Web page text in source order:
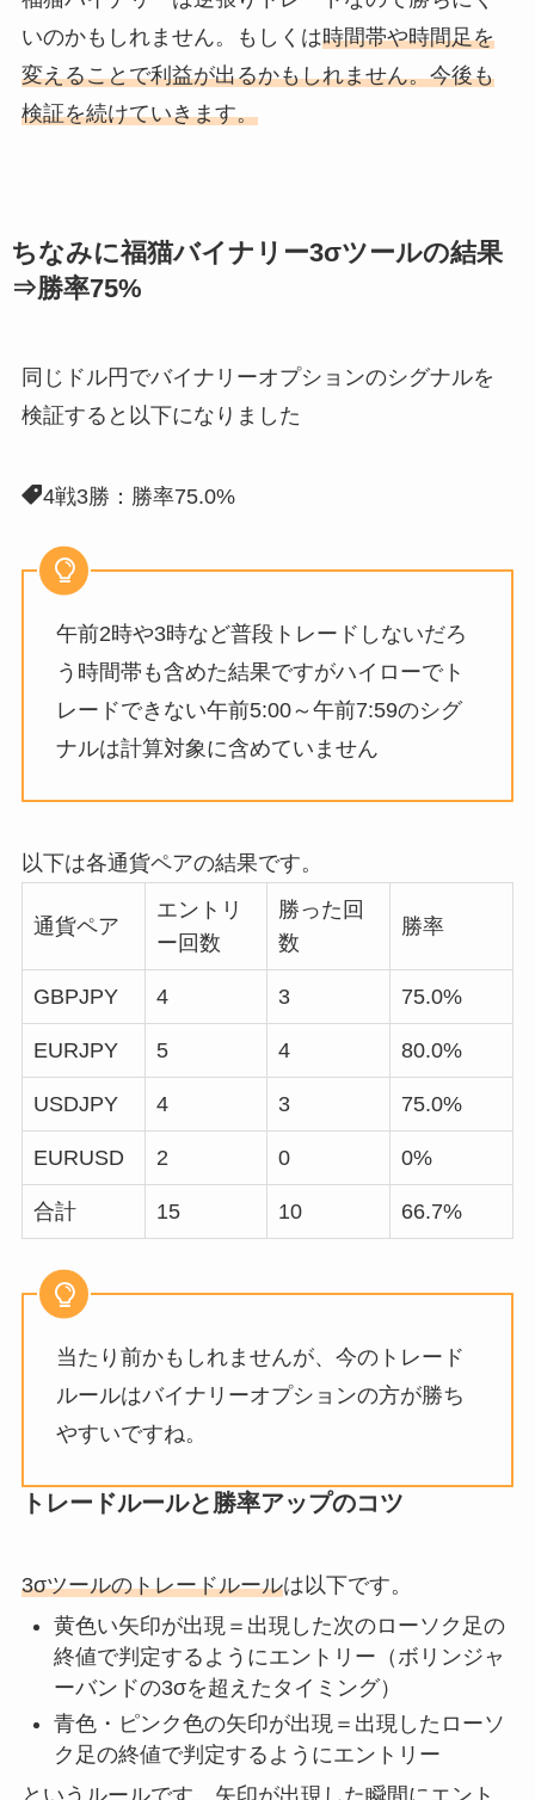
いのかもしれません。もしくは時間帯や時間足を
変えることで利益が出るかもしれません。今後も
検証を続けていきます。
ちなみに福猫バイナリー3σツールの結果
⇒勝率75%
同じドル円でバイナリーオプションのシグナルを
検証すると以下になりました
4戦3勝：勝率75.0%
午前2時や3時など普段トレードしないだろ
う時間帯も含めた結果ですがハイローでト
レードできない午前5:00～午前7:59のシグ
ナルは計算対象に含めていません
以下は各通貨ペアの結果です。
通貨ペア
エントリ
ー回数
勝った回
数
勝率
GBPJPY 4 3 75.0%
EURJPY 5 4 80.0%
USDJPY 4 3 75.0%
EURUSD 2 0 0%
合計 15 10 66.7%
当たり前かもしれませんが、今のトレード
ルールはバイナリーオプションの方が勝ち
やすいですね。
トレードルールと勝率アップのコツ
3σツールのトレードルールは以下です。
黄色い矢印が出現＝出現した次のローソク足の
終値で判定するようにエントリー（ボリンジャ
ーバンドの3σを超えたタイミング）
青色・ピンク色の矢印が出現＝出現したローソ
ク足の終値で判定するようにエントリー
というルールです。矢印が出現した瞬間にエント